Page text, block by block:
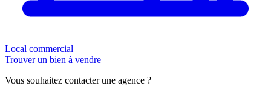
Local commercial
Trouver un bien à vendre
Vous souhaitez contacter une agence ?